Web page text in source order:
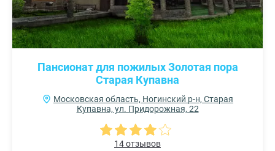
Пансионат для пожилых Золотая пора
Старая Купавна
Московская область, Ногинский р-н, Старая
Купавна, ул. Придорожная, 22
14 отзывов